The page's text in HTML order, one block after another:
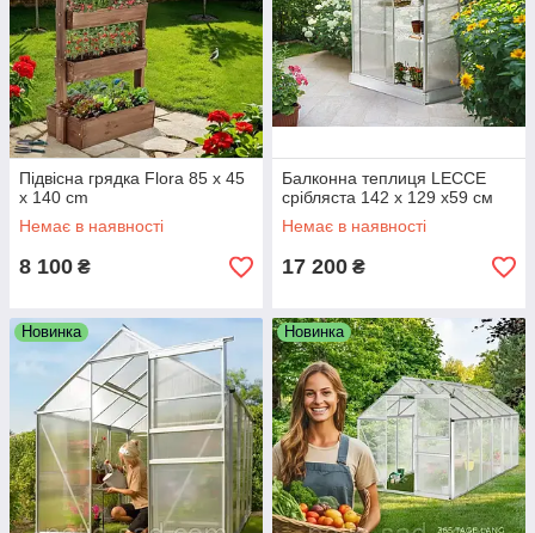
Підвісна грядка Flora 85 x 45
x 140 cm
Немає в наявності
8 100 ₴
Балконна теплиця LECCE
срібляста 142 x 129 x59 см
Немає в наявності
17 200 ₴
Новинка Новинка